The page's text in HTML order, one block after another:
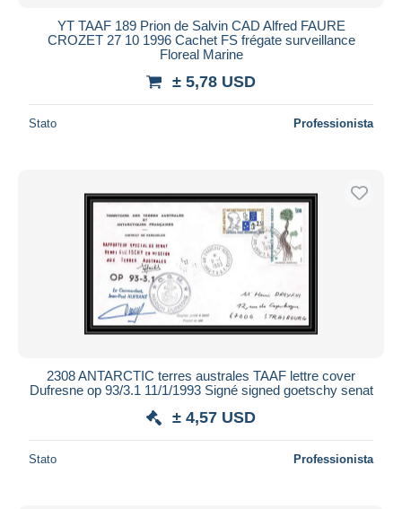
YT TAAF 189 Prion de Salvin CAD Alfred FAURE
CROZET 27 10 1996 Cachet FS frégate surveillance
Floreal Marine
± 5,78 USD
Stato Professionista
2308 ANTARCTIC terres australes TAAF lettre cover
Dufresne op 93/3.1 11/1/1993 Signé signed goetschy senat
± 4,57 USD
Stato Professionista